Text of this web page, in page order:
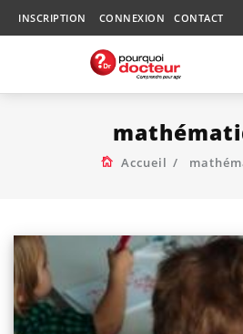
INSCRIPTION CONNEXION CONTACT
Accueil